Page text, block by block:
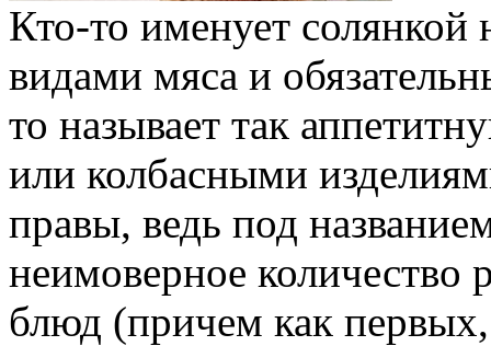
Кто-то именует солянкой
видами мяса и
то называет так
или колбасными
правы, ведь под
неимоверное количество
блюд (причем как